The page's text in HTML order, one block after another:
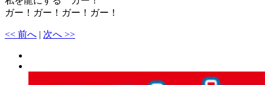
ガー！ガー！ガー！ガー！
<< 前へ | 次へ >>